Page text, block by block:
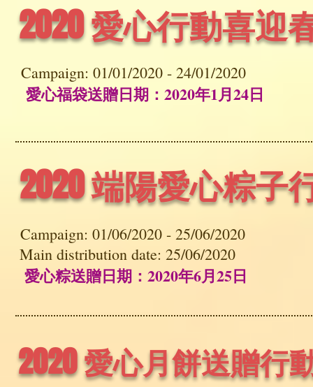
2020 愛心行動喜
Campaign: 01/01/2020 - 24/01/2020
愛心福袋送贈日期：2020年1月24日
2020 端陽愛心粽子
Campaign: 01/06/2020 - 25/06/2020
Main distribution date: 25/06/2020
愛心粽送贈日期：2020年6月25日
2020 愛心月餅送贈行